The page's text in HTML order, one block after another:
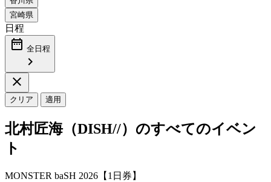
日程
date_range 全日程
chevron_right
close
クリア 適用
北村匠海（DISH//）のすべてのイベン
ト
MONSTER baSH 2026【1日券】